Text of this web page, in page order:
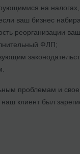
на
ваш бизнес
реорганизации
ФЛП;
проблемам и
клиент был